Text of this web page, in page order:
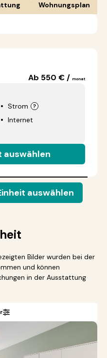
Wohnungsplan
Ab 550 € / monat
Strom
Internet
auswählen
auswählen
Bilder wurden bei der
und können
in der Ausstattung